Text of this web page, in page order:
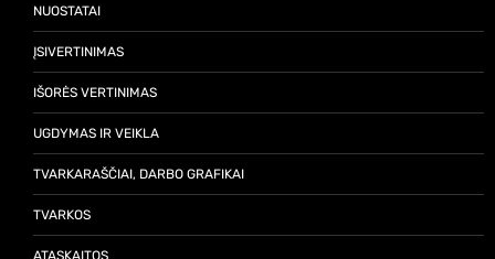
NUOSTATAI
ĮSIVERTINIMAS
IŠORĖS VERTINIMAS
UGDYMAS IR VEIKLA
TVARKARAŠČIAI, DARBO GRAFIKAI
TVARKOS